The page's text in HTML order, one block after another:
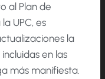
al Plan de
UPC, es
la
en las
más manifiesta.